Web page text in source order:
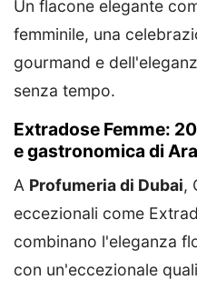
Un flacone elegante
femminile, una
gourmand e
senza tempo.
Extradose Femme:
e gastronomica di
A Profumeria di Dubai,
eccezionali come
combinano l'eleganza
con un'eccezionale